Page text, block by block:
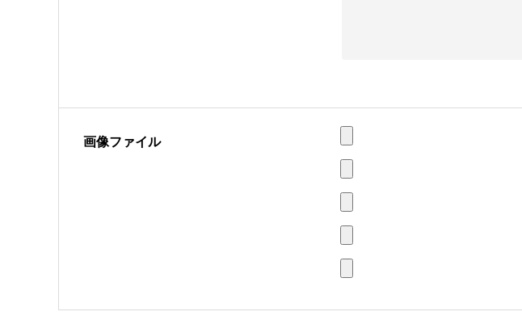
画像ファイル